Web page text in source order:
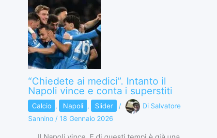
“Chiedete ai medici”. Intanto il
Napoli vince e conta i superstiti
Calcio , Napoli , Slider / Di Salvatore
Sannino / 18 Gennaio 2026